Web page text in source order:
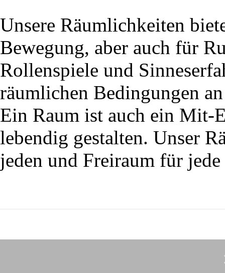
Unsere Räumlichkeiten
Bewegung, aber auch für
Rollenspiele und
räumlichen Bedingungen
Ein Raum ist auch ein Mit-
lebendig gestalten. Unser
jeden und Freiraum für